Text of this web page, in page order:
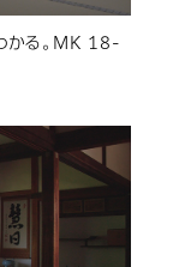
かる。MK 18-